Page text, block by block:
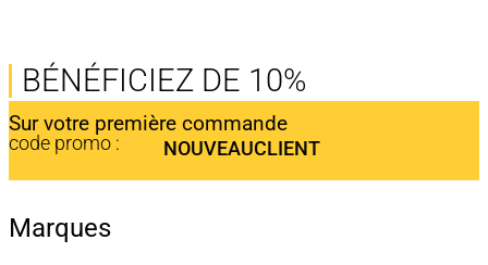
BÉNÉFICIEZ DE 10%
Sur votre première commande
code promo : NOUVEAUCLIENT
Marques